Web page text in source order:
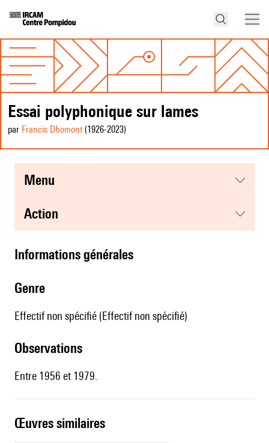
Essai polyphonique sur lames
par Francis Dhomont(1926-2023)
menu
action
informations générales
genre
Effectif non spécifié (Effectif non spécifié)
observations
Entre 1956 et 1979.
œuvres similaires